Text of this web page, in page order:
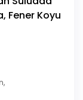
Fener Koyu